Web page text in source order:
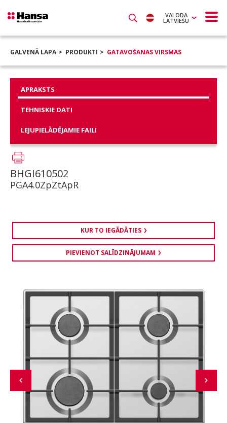
VALODA
LATVIEŠU
GALVENĀ LAPA PRODUKTI GATAVOŠANAS VIRSMAS
APRAKSTS
TEHNISKIE DATI
LEJUPIELĀDĒJAMIE FAILI
BHGI610502
PGA4.0ZpZtApR
KUR TO IEGĀDĀTIES
PIEVIENOT SALĪDZINĀJUMAM